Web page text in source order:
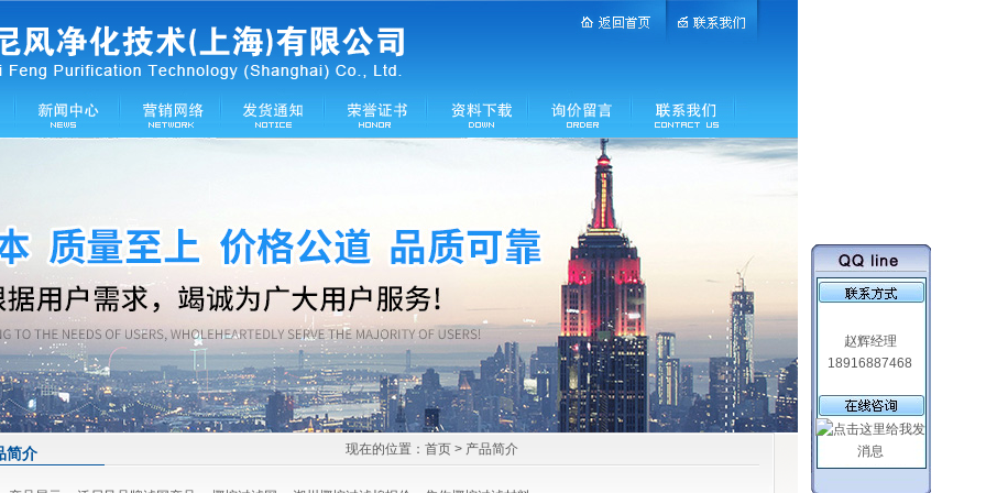
赵辉经理
18916887468
简介 现在的位置： 首页 > 产品简介